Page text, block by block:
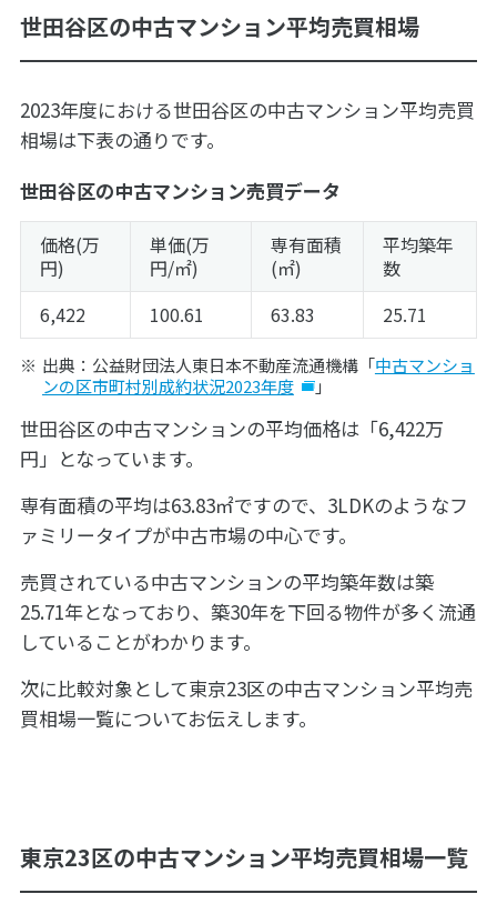
世田谷区の中古マンション平均売買相場
2023年度における世田谷区の中古マンション平均売買
相場は下表の通りです。
世田谷区の中古マンション売買データ
価格(万
円)
単価(万
円/㎡)
専有面積
(㎡)
平均築年
数
6,422
100.61 63.83 25.71
出典：公益財団法人東日本不動産流通機構「中古マンショ
ンの区市町村別成約状況2023年度
」
世田谷区の中古マンションの平均価格は「6,422万
円」となっています。
専有面積の平均は63.83㎡ですので、3LDKのようなフ
ァミリータイプが中古市場の中心です。
売買されている中古マンションの平均築年数は築
25.71年となっており、築30年を下回る物件が多く流通
していることがわかります。
次に比較対象として東京23区の中古マンション平均売
買相場一覧についてお伝えします。
東京23区の中古マンション平均売買相場一覧